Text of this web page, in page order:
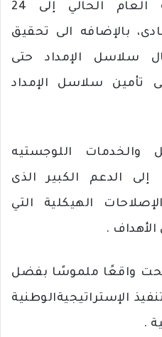
العام الحالي إلى
بالإضافه الى
تحقيق
سلاسل الإمداد
حتى
تأمين سلاسل
الإمداد
والخدمات
اللوجستيه
إلى الدعم الكبير
الذى
الهيكلية
التي
الأهداف .
واقعًا ملموسًا بفضل
تنفيذ الإستراتيجيةالوطنية
.